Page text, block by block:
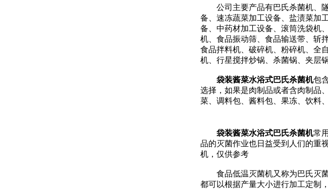
公司主要产品有巴氏杀菌机、隧
备、速冻蔬菜加工设备、盐渍菜加
备、中药材加工设备、滚筒洗袋机
机、食品振动筛、食品输送带、斩
食品拌料机、破碎机、粉碎机、全
机、行星搅拌炒锅、杀菌锅、夹层
袋装酱菜水浴式巴氏杀菌机包
选择，如果是肉制品或者含肉制品
菜、调料包、酱料包、果冻、饮料
袋装酱菜水浴式巴氏杀菌机常
品的灭菌作业也日益受到人们的重
机，仅供参考
食品低温灭菌机又称为巴氏灭菌
都可以根据产量大小进行加工定制